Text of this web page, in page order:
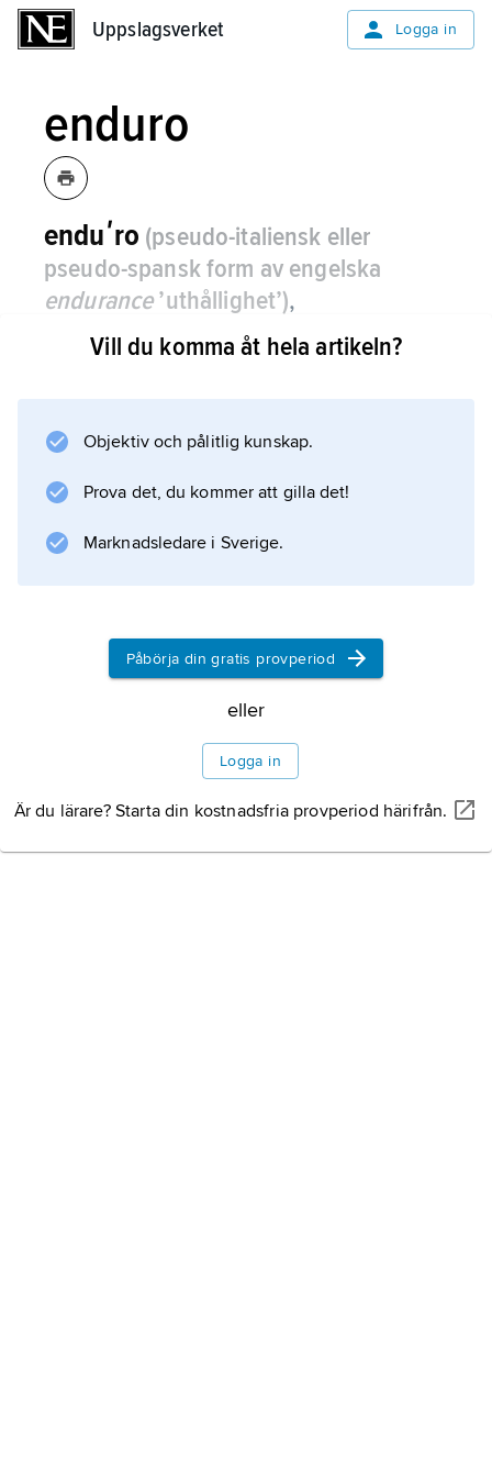
Uppslagsverket Logga in
enduro
enduʹro (pseudo-italiensk eller
pseudo-spansk form av engelska
endurance’uthållighet’),
tillförlitlighetstävling med motorcyklar,
motorsport.
Information om artikeln
Vill du komma åt hela artikeln?
Objektiv och pålitlig kunskap.
Prova det, du kommer att gilla det!
Marknadsledare i Sverige.
Påbörja din gratis provperiod
eller
Logga in
Är du lärare? Starta din kostnadsfria provperiod härifrån.